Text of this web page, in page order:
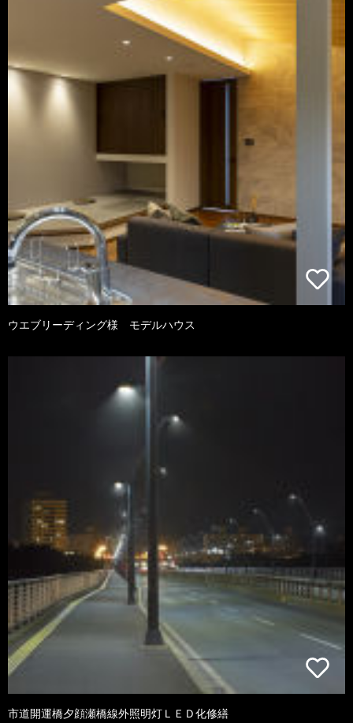
ウエブリーディング様 モデルハウス
市道開運橋夕顔瀬橋線外照明灯ＬＥＤ化修繕